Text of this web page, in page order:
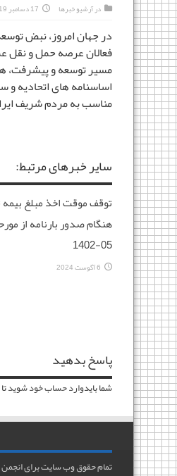
درآرشیو خبرها 17 دسامبر 2019
در جهان امروز، نبض
فعالان عرصه حمل و نقل
مسیر توسعه و پیشرفت،
اساسنامه های اتحادیه
مناسب به مردم شریف
سایر خبرهای مرتبط:
توقف موقت اخذ مبلغ بیمه
05-1402
6 آگوست 2024
پاسخ بدهید
شما بایدوارد حساب خود شوید
تمام حقوق وب سایت برای